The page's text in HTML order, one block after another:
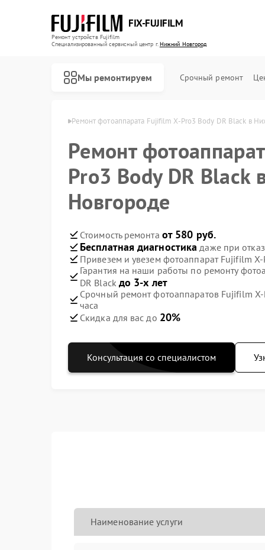
FIX-FUJIFILM
Ремонт устройств Fujifilm
Специализированный cервисный центр г.Нижний Новгород
Мы ремонтируем Срочный ремонт
Ремонт фотоаппарата Fujifilm X-Pro3 Body DR Black в
Ремонт
Pro3 Body DR Black
Новгороде
Стоимость ремонта от 580 руб.
Бесплатная диагностика даже при
Привезем и увезем фотоаппарат Fujifilm X-
Гарантия на наши работы по ремонту
DR Black до 3-х лет
Срочный ремонт фотоаппаратов Fujifilm X-
часа
Скидка для вас до 20%
Консультация со специалистом
Наименование услуги